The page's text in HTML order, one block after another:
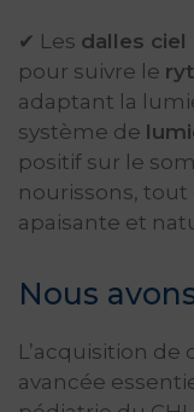
✔ Les dalles ciel
pour suivre le
adaptant la
système de
positif sur le
nourissons,
apaisante et
Nous
L’acquisition
avancée